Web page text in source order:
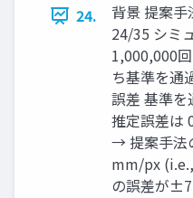
24.
背景 提案
24/35 シミ
1,000,000
ち基準を通
誤差 基準を
推定誤差は
→ 提案手法
mm/px
の誤差が